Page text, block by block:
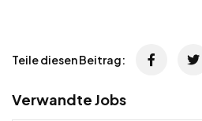
Teile diesen Beitrag:
Verwandte Jobs